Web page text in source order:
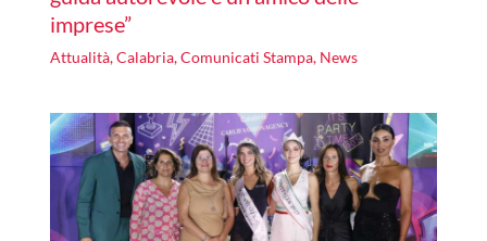
imprese”
Attualità,Calabria,Comunicati Stampa, News